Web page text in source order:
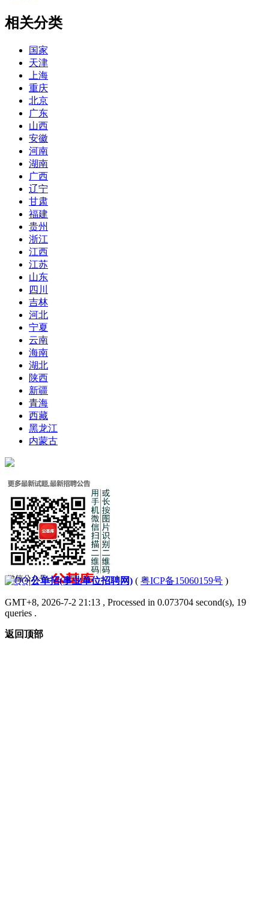
相关分类
国家
天津
上海
重庆
北京
广东
山西
安徽
河南
湖南
广西
辽宁
甘肃
福建
贵州
浙江
江西
江苏
山东
四川
吉林
河北
宁夏
云南
海南
湖北
陕西
新疆
青海
西藏
黑龙江
内蒙古
|公单招(事业单位招聘网) ( 粤ICP备15060159号 )
GMT+8, 2026-7-2 21:13 , Processed in 0.073704 second(s), 19
queries .
返回顶部